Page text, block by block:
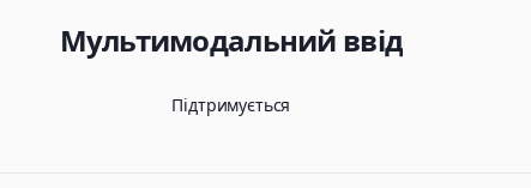
Мультимодальний ввід
Підтримується